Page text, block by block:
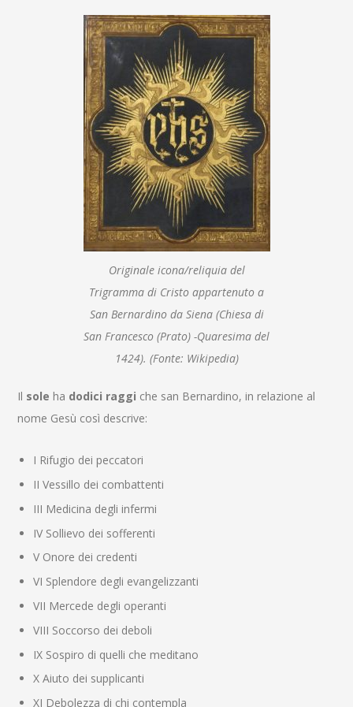
Originale icona/reliquia del
Trigramma di Cristo appartenuto a
San Bernardino da Siena (Chiesa di
San Francesco (Prato) -Quaresima del
1424). (Fonte: Wikipedia)
Il sole ha dodici raggi che san Bernardino, in relazione al
nome Gesù così descrive:
I Rifugio dei peccatori
II Vessillo dei combattenti
III Medicina degli infermi
IV Sollievo dei sofferenti
V Onore dei credenti
VI Splendore degli evangelizzanti
VII Mercede degli operanti
VIII Soccorso dei deboli
IX Sospiro di quelli che meditano
X Aiuto dei supplicanti
XI Debolezza di chi contempla